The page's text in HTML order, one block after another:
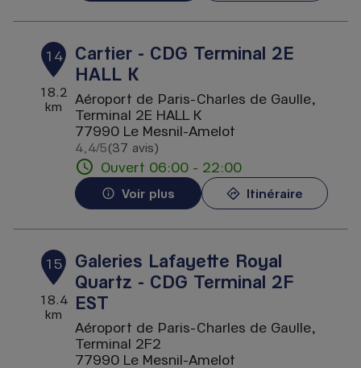
14
18.2
km
Cartier - CDG Terminal 2E
HALL K
Aéroport de Paris-Charles de Gaulle,
Terminal 2E HALL K
77990 Le Mesnil-Amelot
4,4/5 Note de 4.4 sur 5
(37 avis)
Ouvert 06:00 - 22:00
Voir plus Itinéraire
15
18.4
km
Galeries Lafayette Royal
Quartz - CDG Terminal 2F
EST
Aéroport de Paris-Charles de Gaulle,
Terminal 2F2
77990 Le Mesnil-Amelot